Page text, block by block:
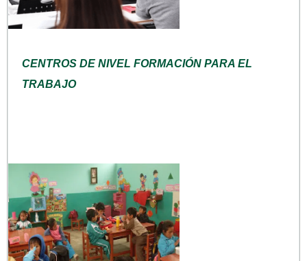
CENTROS DE NIVEL FORMACIÓN PARA EL
TRABAJO